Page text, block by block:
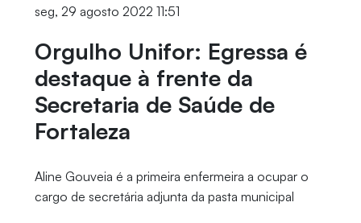
seg, 29 agosto 2022 11:51
Orgulho Unifor: Egressa é
destaque à frente da
Secretaria de Saúde de
Fortaleza
Aline Gouveia é a primeira enfermeira a ocupar o
cargo de secretária adjunta da pasta municipal